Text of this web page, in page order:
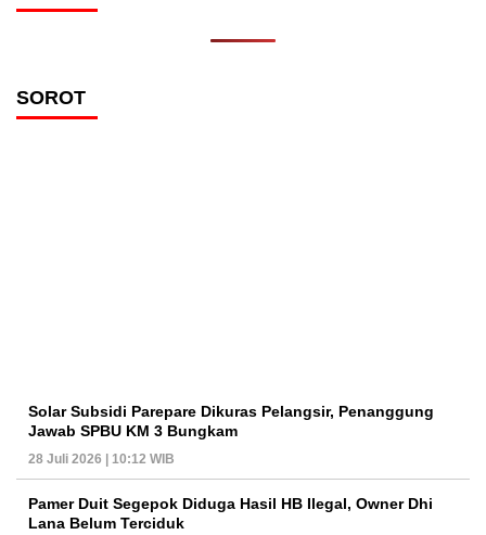
SOROT
Solar Subsidi Parepare Dikuras Pelangsir, Penanggung
Jawab SPBU KM 3 Bungkam
28 Juli 2026 | 10:12 WIB
Pamer Duit Segepok Diduga Hasil HB Ilegal, Owner Dhi
Lana Belum Terciduk